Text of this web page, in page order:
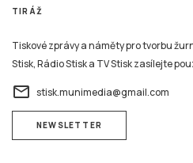
TIRÁŽ
Tiskové zprávy a náměty pro tvorbu
Stisk, Rádio Stisk a TV Stisk zasílejte
email stisk.munimedia@gmail.com
NEWSLETTER